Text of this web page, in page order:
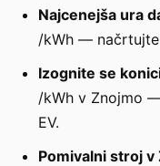
Najcenejša ura
/kWh —
Izognite se
/kWh v Znojmo
EV.
Pomivalni stroj v